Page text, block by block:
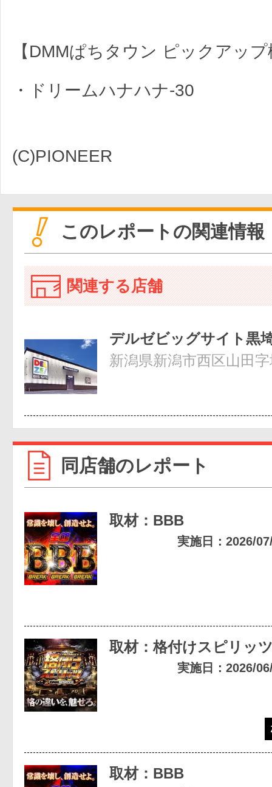
【DMMぱちタウン ピックアッ
・ドリームハナハナ‐30
(C)PIONEER
このレポートの関連情報
関連する店舗
デルゼビッグサイト黒
新潟県新潟市西区山田
同店舗のレポート
取材：BBB
実施日：2026/
取材：格付けスピリッ
実施日：2026/
取材：BBB